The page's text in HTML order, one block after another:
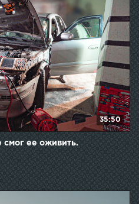
35:50
смог ее оживить.